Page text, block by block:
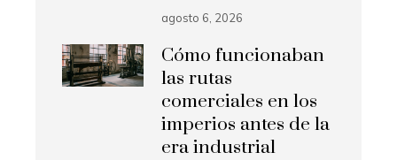
agosto 6, 2026
Cómo funcionaban
las rutas
comerciales en los
imperios antes de la
era industrial